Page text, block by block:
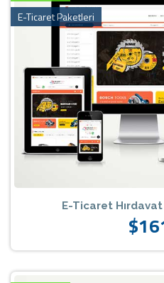
E-Ticaret Paketleri
E-Ticaret